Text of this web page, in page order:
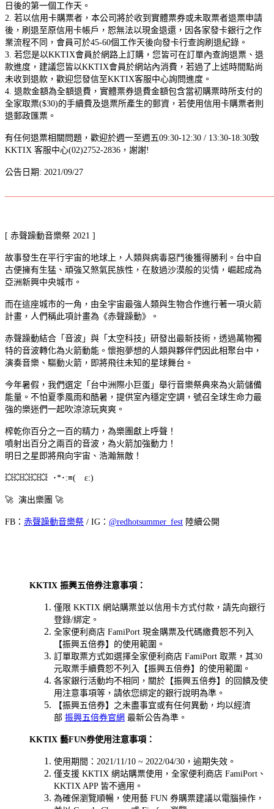
日後的第一個工作天。
2. 若以信用卡購票者，本公司將於收到實體票券或未取票者退票申請
後，刷退至原信用卡帳戶，恕無法以現金退還，因各家發卡銀行之作
業流程不同，會員可於45-60個工作天後向發卡行查詢刷退紀錄。
3. 若您是以KKTIX會員於網路上訂購，您皆可在訂單內查詢退票、退
款進度，建議您皆以KKTIX會員於網站內消費，若過了上述時間點尚
未收到退款，歡迎您發信至KKTIX客服中心詢問進度。
4. 退款金額為全額退費，實體票券退費金額包含當初購票時所支付的
全家取票($30)的手續費及退票所產生的郵資，若使用信用卡購票者則
退郵政匯票。
有任何退票相關問題，歡迎於週一至週五09:30-12:30 / 13:30-18:30致
KKTIX 客服中心(02)2752-2836，謝謝!
公告日期: 2021/09/27
[ 赤聲躁動音樂祭 2021 ]
故事發生在平行宇宙的地球上，人類與病毒惡鬥後獲得勝利。台中自
古便擁有生猛、頑強又煞氣民族性，在敖過沙漠般的災情，崛起成為
亞洲新興中央城市。
而在這座城市的一角，由全宇宙最強人類與生物合作進行著一項火箭
計畫，人們稱此項計畫為《赤聲躁動》。
赤聲躁動結合「音波」與「太空科技」研發出最新技術，透過萬物獨
特的音波轉化為火箭動能。懷抱夢想的人類與夥伴們因此相聚台中，
演奏音樂、驅動火箭，即將飛往未知的星球舞台。
今年暑假，我們選定「台中洲際小巨蛋」舉行音樂祭典來為火箭儲備
能量。不怕夏季風雨和酷暑，提供室內穩定空調，號召全球生命力最
強的樂迷們一起吹涼涼玩爽爽。
榨乾你百分之一百的精力，為樂團獻上呼聲 ！
噴射出百分之兩百的音波，為火箭加強動力！
明日之星即將飛向宇宙、浩瀚無敵！
💥💥💥💥💥 ･*･:≡( ε:)
🚀 演出樂團 🚀
FB： 赤聲躁動音樂祭 / IG： @redhotsummer_fest 陸續公開
KKTIX 振興五倍券注意事項：
僅限 KKTIX 網站購票並以信用卡方式付款，請先向銀行
登錄/綁定。
全家便利商店 FamiPort 現金購票及代碼繳費恕不列入
【振興五倍券】的使用範圍。
訂單取票方式如選擇全家便利商店 FamiPort 取票，其30
元取票手續費恕不列入【振興五倍券】的使用範圍。
各家銀行活動均不相同，關於【振興五倍券】的回饋及使
用注意事項等，請依您綁定的銀行說明為準。
【振興五倍券】之未盡事宜或有任何異動，均以經濟
部 振興五倍券官網 最新公告為準。
KKTIX 藝FUN券使用注意事項：
使用期間：2021/11/10 ~ 2022/04/30，逾期失效。
僅支援 KKTIX 網站購票使用，全家便利商店 FamiPort、
KKTIX APP 皆不適用。
為確保瀏覽順暢，使用藝 FUN 券購票建議以電腦操作，